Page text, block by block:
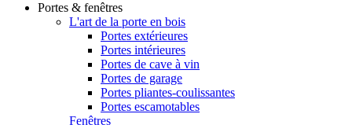
Portes & fenêtres
L'art de la porte en bois
Portes extérieures
Portes intérieures
Portes de cave à vin
Portes de garage
Portes pliantes-coulissantes
Portes escamotables
Fenêtres